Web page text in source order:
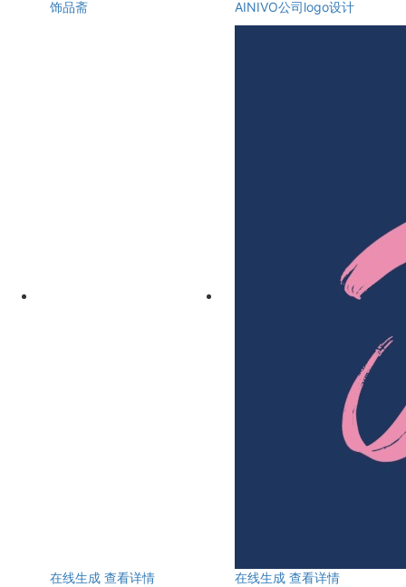
饰品斋 AINIVO公司logo设计
在线生成 查看详情
在线生成 查看详情